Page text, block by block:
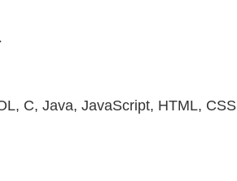
C, Java, JavaScript, HTML, CSS